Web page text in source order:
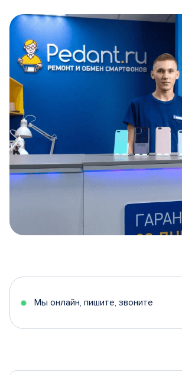
5
Мы онлайн, пишите, звоните